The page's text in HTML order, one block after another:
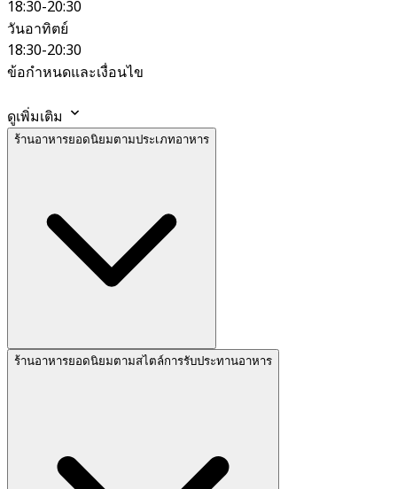
18:30-20:30
วันอาทิตย์
18:30-20:30
ข้อกำหนดและเงื่อนไข
ดูเพิ่มเติม
ร้านอาหารยอดนิยมตามประเภทอาหาร
ร้านอาหารยอดนิยมตามสไตล์การรับประทานอาหาร